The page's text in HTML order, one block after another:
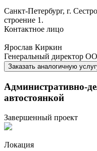
Санкт-Петербург, г.
строение 1.
Контактное лицо
Ярослав Киркин
Генеральный директор
Заказать аналогичную
Административно-
автостоянкой
Завершенный проект
Локация